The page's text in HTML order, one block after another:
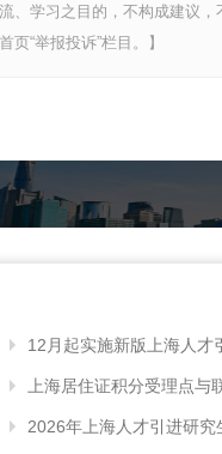
、学习之目的，不构成建议，
“举报投诉”栏目。】
12月起实施新版上海人才
上海居住证积分受理点与
2026年上海人才引进研究